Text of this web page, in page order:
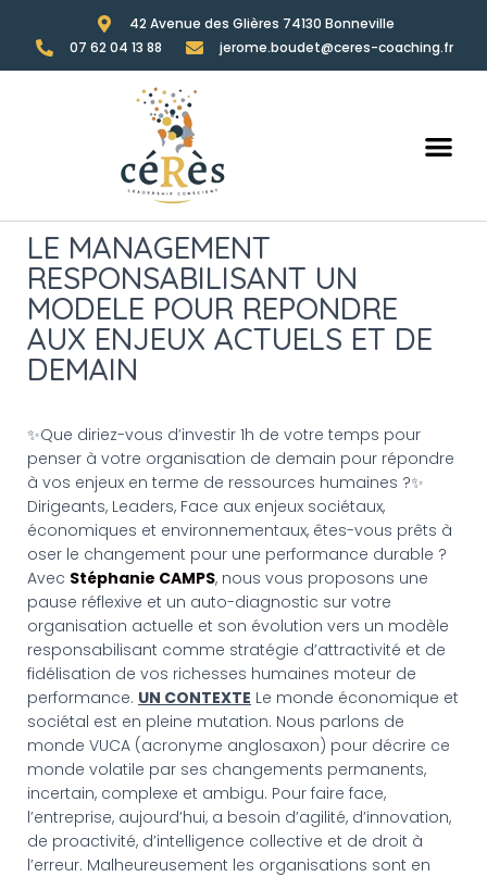
42 Avenue des Glières 74130 Bonneville
07 62 04 13 88
jerome.boudet@ceres-coaching.fr
LE MANAGEMENT
RESPONSABILISANT UN
MODELE POUR REPONDRE
AUX ENJEUX ACTUELS ET DE
DEMAIN
✨Que diriez-vous d’investir 1h de votre temps pour
penser à votre organisation de demain pour répondre
à vos enjeux en terme de ressources humaines ?✨
Dirigeants, Leaders, Face aux enjeux sociétaux,
économiques et environnementaux, êtes-vous prêts à
oser le changement pour une performance durable ?
Avec Stéphanie CAMPS, nous vous proposons une
pause réflexive et un auto-diagnostic sur votre
organisation actuelle et son évolution vers un modèle
responsabilisant comme stratégie d’attractivité et de
fidélisation de vos richesses humaines moteur de
performance. UN CONTEXTE Le monde économique et
sociétal est en pleine mutation. Nous parlons de
monde VUCA (acronyme anglosaxon) pour décrire ce
monde volatile par ses changements permanents,
incertain, complexe et ambigu. Pour faire face,
l’entreprise, aujourd’hui, a besoin d’agilité, d’innovation,
de proactivité, d’intelligence collective et de droit à
l’erreur. Malheureusement les organisations sont en